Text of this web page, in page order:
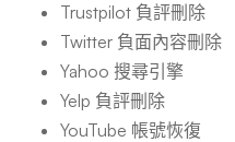
Trustpilot 負評刪除
Twitter 負面內容刪除
Yahoo 搜尋引擎
Yelp 負評刪除
YouTube 帳號恢復